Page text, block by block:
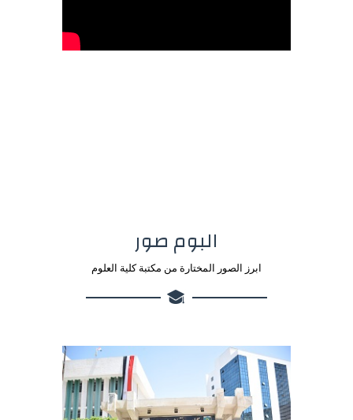
البوم صور
ابرز الصور المختارة من مكتبة كلية العلوم